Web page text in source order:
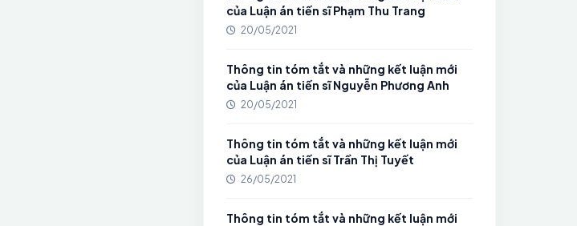
của Luận án tiến sĩ Phạm Thu Trang
20/05/2021
Thông tin tóm tắt và những kết luận mới
của Luận án tiến sĩ Nguyễn Phương Anh
20/05/2021
Thông tin tóm tắt và những kết luận mới
của Luận án tiến sĩ Trần Thị Tuyết
26/05/2021
Thông tin tóm tắt và những kết luận mới